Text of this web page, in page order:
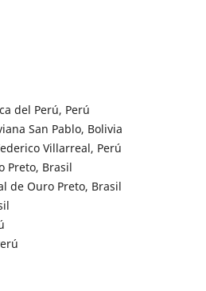
del Perú, Perú
San Pablo, Bolivia
Villarreal, Perú
Preto, Brasil
de Ouro Preto, Brasil